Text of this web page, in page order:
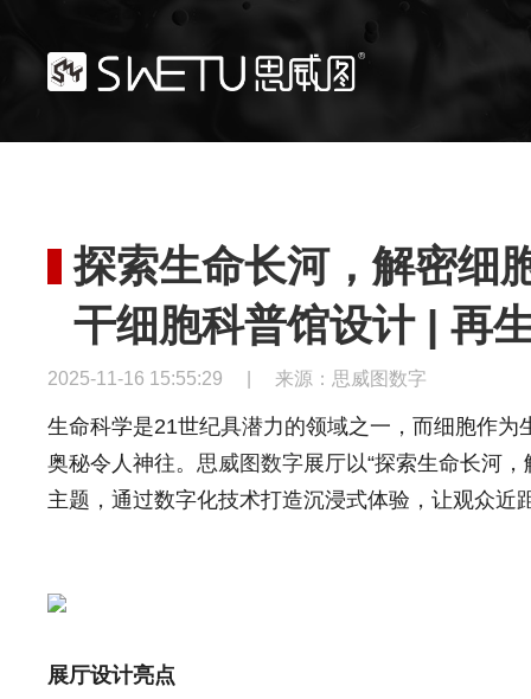
探索生命长河，解密细
干细胞科普馆设计 | 再
2025-11-16 15:55:29 来源：思威图数字
生命科学是21世纪具潜力的领域之一，而细胞作为
奥秘令人神往。 思威图数字展厅以“探索生命长河
主题，通过数字化技术打造沉浸式体验，让观众近
展厅设计亮点